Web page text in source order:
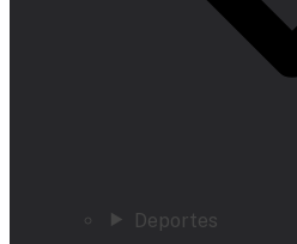
Deportes